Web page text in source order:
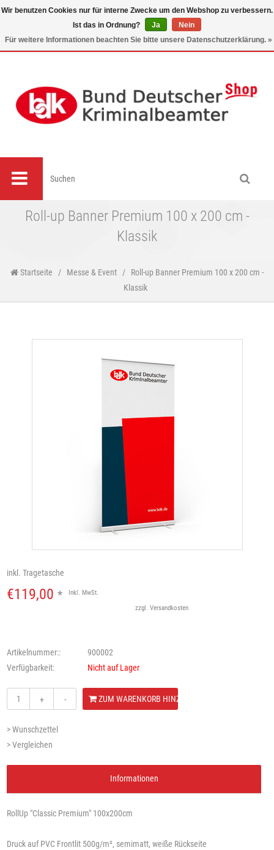
Roll-up Banner Premium 100 x 200 cm -
Klassik
Startseite / Messe & Event /
Roll-up Banner Premium 100 x 200 cm -
Klassik
inkl. Tragetasche
€119,00*
Inkl. MwSt.
zzgl. Versandkosten
Artikelnummer::
900002
Verfügbarkeit:
Nicht auf Lager
+ - ZUM WARENKORB HINZUFÜGEN
> Wunschzettel
> Vergleichen
Informationen
RollUp "Classic Premium" 100x200cm
Druck auf PVC Frontlit 500g/m², semimatt, weiße Rückseite
Wir benutzen Cookies nur für interne Zwecke um den Webshop zu verbessern.
Ist das in Ordnung?
Ja
Nein
Für weitere Informationen beachten Sie bitte unsere Datenschutzerklärung. »